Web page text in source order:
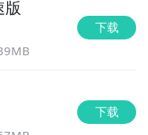
版
下载
下载